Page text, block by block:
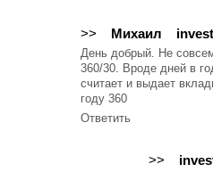
>> Михаил
День добрый. Не
360/30. Вроде дней в
считает и выдает
году 360
Ответить
>>